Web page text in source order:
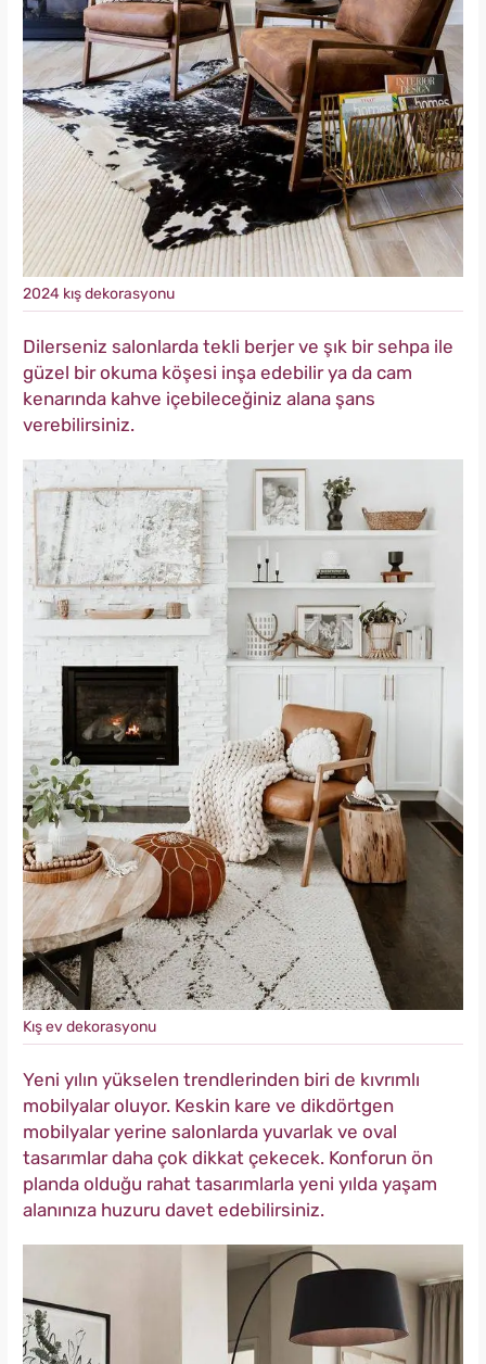
2024 kış dekorasyonu
Dilerseniz salonlarda tekli berjer ve şık bir sehpa ile
güzel bir okuma köşesi inşa edebilir ya da cam
kenarında kahve içebileceğiniz alana şans
verebilirsiniz.
Kış ev dekorasyonu
Yeni yılın yükselen trendlerinden biri de kıvrımlı
mobilyalar oluyor. Keskin kare ve dikdörtgen
mobilyalar yerine salonlarda yuvarlak ve oval
tasarımlar daha çok dikkat çekecek. Konforun ön
planda olduğu rahat tasarımlarla yeni yılda yaşam
alanınıza huzuru davet edebilirsiniz.